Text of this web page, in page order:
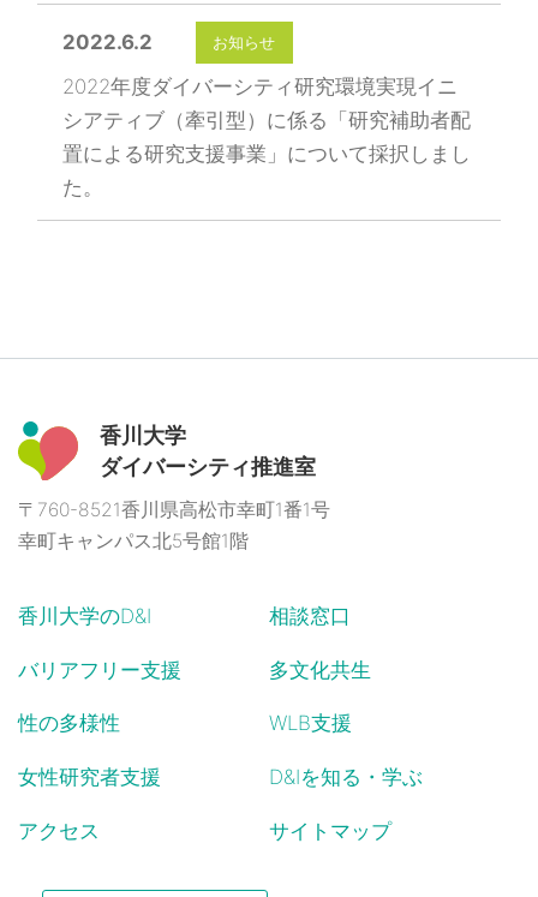
2022.6.2 お知らせ
2022年度ダイバーシティ研究環境実現イニ
シアティブ（牽引型）に係る「研究補助者配
置による研究支援事業」について採択しまし
た。
香川大学
ダイバーシティ推進室
〒760-8521香川県高松市幸町1番1号
幸町キャンパス北5号館1階
香川大学のD&I 相談窓口
バリアフリー支援 多文化共生
性の多様性 WLB支援
女性研究者支援 D&Iを知る・学ぶ
アクセス サイトマップ